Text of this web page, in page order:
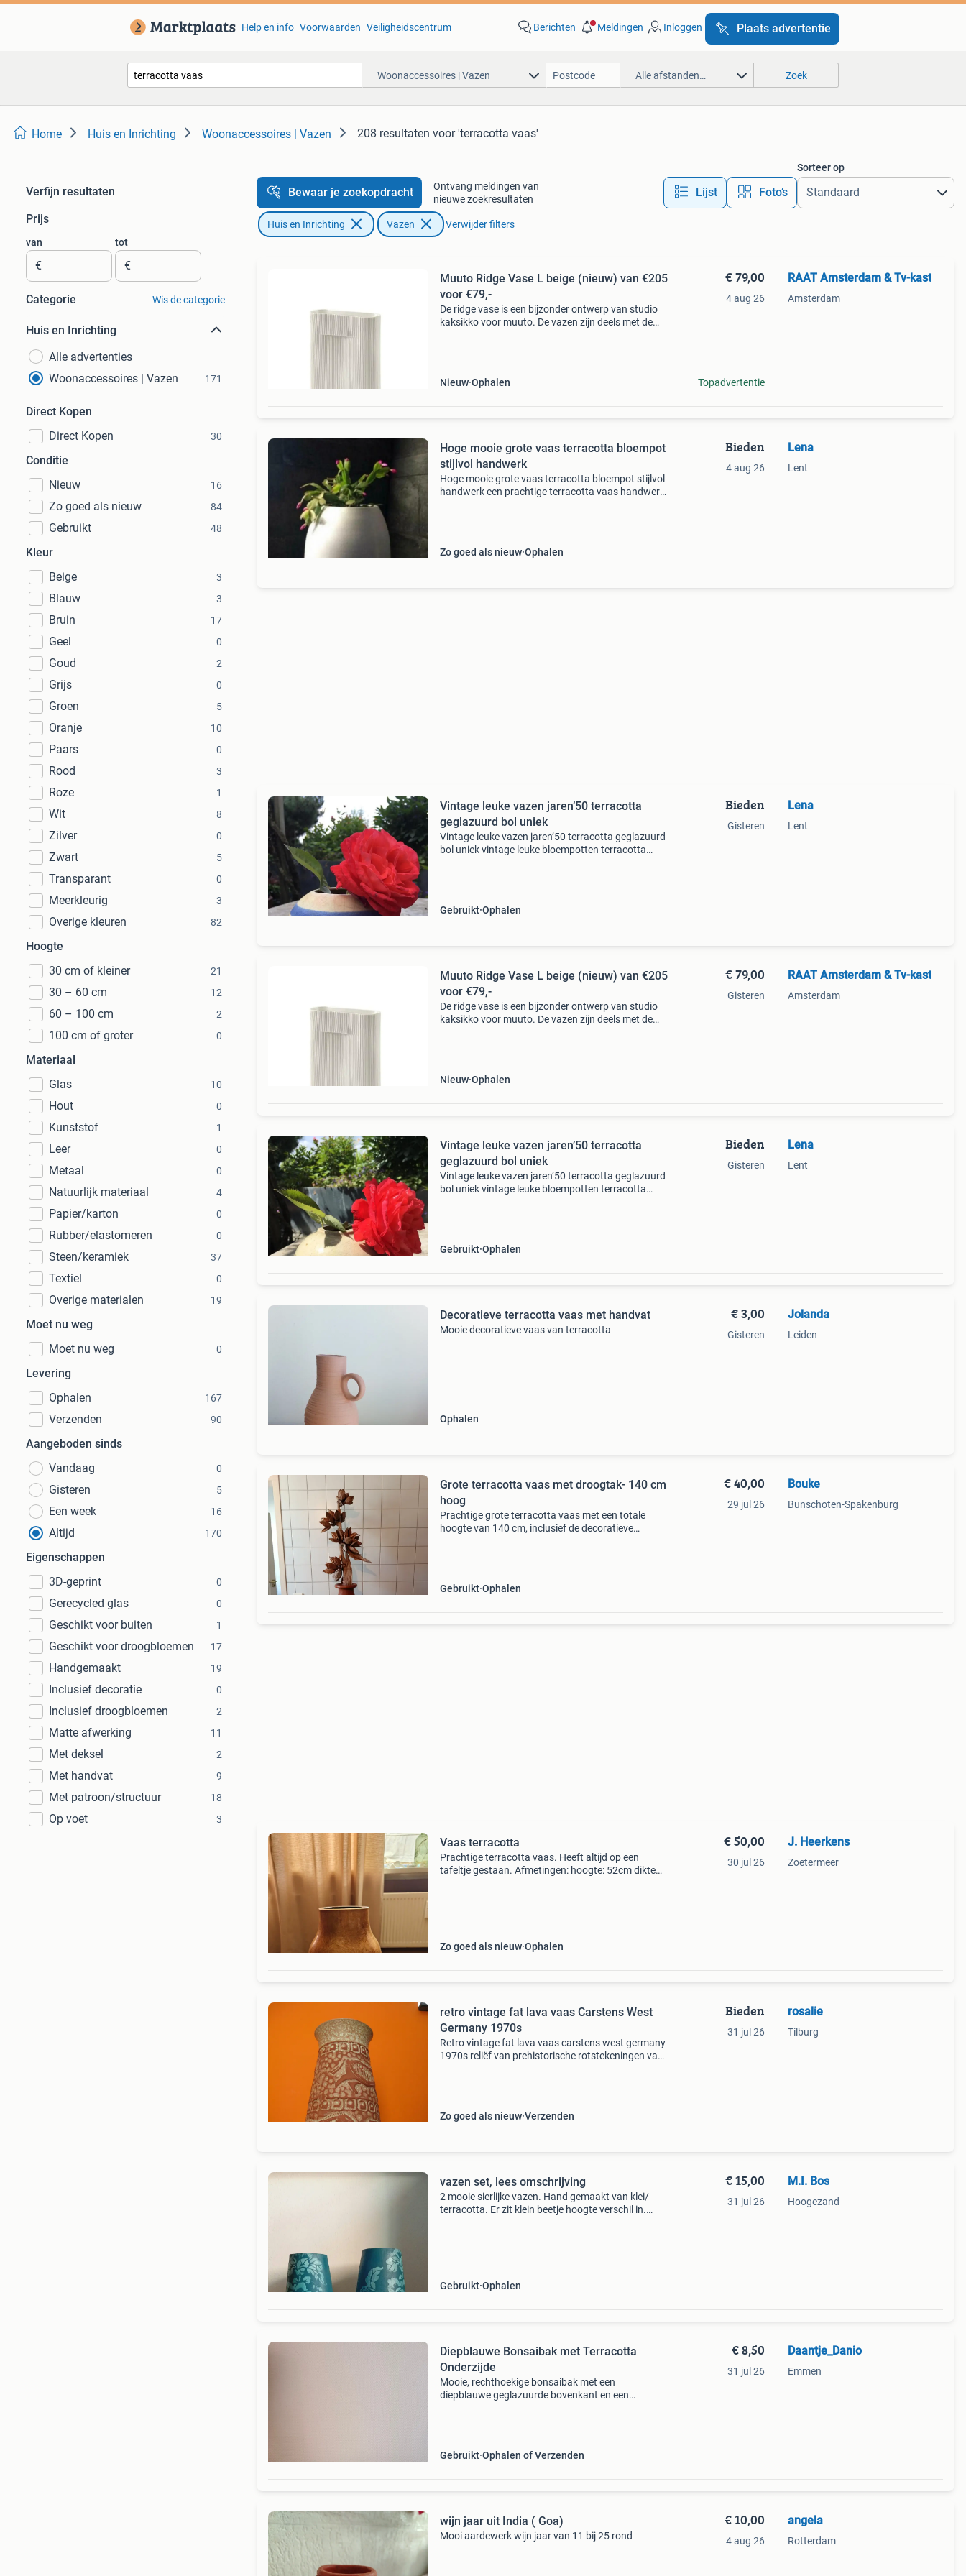
Help en info Voorwaarden Veiligheidscentrum Berichten Meldingen Inloggen Plaats advertentie
Woonaccessoires | Vazen Alle afstanden… Zoek
Home Huis en Inrichting Woonaccessoires | Vazen 208 resultaten voor 'terracotta vaas'
Verfijn resultaten
Prijs
van
€
tot
€
Categorie Wis de categorie
Huis en Inrichting
Alle advertenties
Woonaccessoires | Vazen
171
Direct Kopen
Direct Kopen
30
Conditie
Nieuw
16
Zo goed als nieuw 84
Gebruikt 48
Kleur
Beige
3
Blauw 3
Bruin 17
Geel 0
Goud 2
Grijs 0
Groen 5
Oranje 10
Paars 0
Rood 3
Roze 1
Wit 8
Zilver 0
Zwart 5
Transparant 0
Meerkleurig 3
Overige kleuren 82
Hoogte
30 cm of kleiner
21
30 – 60 cm 12
60 – 100 cm 2
100 cm of groter 0
Materiaal
Glas
10
Hout 0
Kunststof 1
Leer 0
Metaal 0
Natuurlijk materiaal 4
Papier/karton 0
Rubber/elastomeren 0
Steen/keramiek 37
Textiel 0
Overige materialen 19
Moet nu weg
Moet nu weg
0
Levering
Ophalen
167
Verzenden 90
Aangeboden sinds
Vandaag
0
Gisteren 5
Een week 16
Altijd 170
Eigenschappen
3D-geprint
0
Gerecycled glas 0
Geschikt voor buiten 1
Geschikt voor droogbloemen 17
Handgemaakt 19
Inclusief decoratie 0
Inclusief droogbloemen 2
Matte afwerking 11
Met deksel 2
Met handvat 9
Met patroon/structuur 18
Op voet 3
Bewaar je zoekopdracht
Ontvang meldingen van
nieuwe zoekresultaten
Lijst Foto’s
Sorteer op
Huis en Inrichting Vazen Verwijder filters
Muuto Ridge Vase L beige (nieuw) van €205
voor €79,-
De ridge vase is een bijzonder ontwerp van studio
kaksikko voor muuto. De vazen zijn deels met de
Nieuw Ophalen
€ 79,00
4 aug 26
Topadvertentie
RAAT Amsterdam & Tv-kast
Amsterdam
Hoge mooie grote vaas terracotta bloempot
stijlvol handwerk
Hoge mooie grote vaas terracotta bloempot stijlvol
handwerk een prachtige terracotta vaas handwerk
Zo goed als nieuw Ophalen
Bieden
4 aug 26
Lena
Lent
Vintage leuke vazen jaren’50 terracotta
geglazuurd bol uniek
Vintage leuke vazen jaren’50 terracotta geglazuurd
bol uniek vintage leuke bloempotten terracotta
Gebruikt Ophalen
Bieden
Gisteren
Lena
Lent
Muuto Ridge Vase L beige (nieuw) van €205
voor €79,-
De ridge vase is een bijzonder ontwerp van studio
kaksikko voor muuto. De vazen zijn deels met de
Nieuw Ophalen
€ 79,00
Gisteren
RAAT Amsterdam & Tv-kast
Amsterdam
Vintage leuke vazen jaren’50 terracotta
geglazuurd bol uniek
Vintage leuke vazen jaren’50 terracotta geglazuurd
bol uniek vintage leuke bloempotten terracotta
Gebruikt Ophalen
Bieden
Gisteren
Lena
Lent
Decoratieve terracotta vaas met handvat
Mooie decoratieve vaas van terracotta
Ophalen
€ 3,00
Gisteren
Jolanda
Leiden
Grote terracotta vaas met droogtak- 140 cm
hoog
Prachtige grote terracotta vaas met een totale
hoogte van 140 cm, inclusief de decoratieve
Gebruikt Ophalen
€ 40,00
29 jul 26
Bouke
Bunschoten-Spakenburg
Vaas terracotta
Prachtige terracotta vaas. Heeft altijd op een
tafeltje gestaan. Afmetingen: hoogte: 52cm dikte
Zo goed als nieuw Ophalen
€ 50,00
30 jul 26
J. Heerkens
Zoetermeer
retro vintage fat lava vaas Carstens West
Germany 1970s
Retro vintage fat lava vaas carstens west germany
1970s reliëf van prehistorische rotstekeningen van
Zo goed als nieuw Verzenden
Bieden
31 jul 26
rosalie
Tilburg
vazen set, lees omschrijving
2 mooie sierlijke vazen. Hand gemaakt van klei/
terracotta. Er zit klein beetje hoogte verschil in.
Gebruikt Ophalen
€ 15,00
31 jul 26
M.I. Bos
Hoogezand
Diepblauwe Bonsaibak met Terracotta
Onderzijde
Mooie, rechthoekige bonsaibak met een
diepblauwe geglazuurde bovenkant en een
Gebruikt Ophalen of Verzenden
€ 8,50
31 jul 26
Daantje_Danio
Emmen
wijn jaar uit India ( Goa)
Mooi aardewerk wijn jaar van 11 bij 25 rond
€ 10,00
4 aug 26
angela
Rotterdam